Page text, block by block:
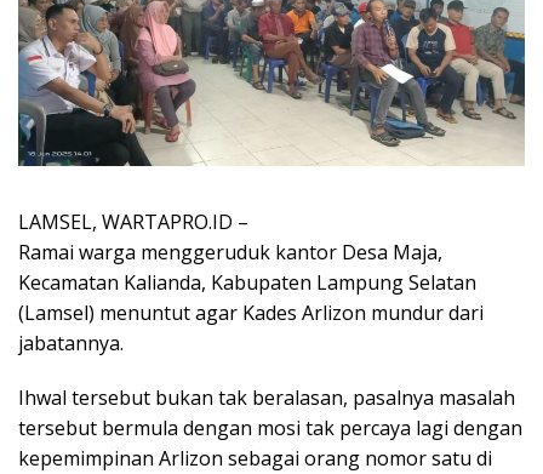
LAMSEL, WARTAPRO.ID –
Ramai warga menggeruduk kantor Desa Maja,
Kecamatan Kalianda, Kabupaten Lampung Selatan
(Lamsel) menuntut agar Kades Arlizon mundur dari
jabatannya.
Ihwal tersebut bukan tak beralasan, pasalnya masalah
tersebut bermula dengan mosi tak percaya lagi dengan
kepemimpinan Arlizon sebagai orang nomor satu di